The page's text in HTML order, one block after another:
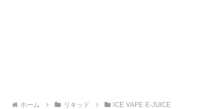
ホーム リキッド ICE VAPE E-JUICE